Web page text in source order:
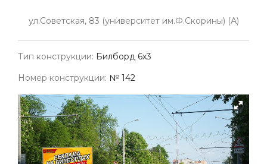
ул.Советская, 83 (университет им.Ф.Скорины) (А)
Тип конструкции: Билборд 6х3
Номер конструкции: № 142